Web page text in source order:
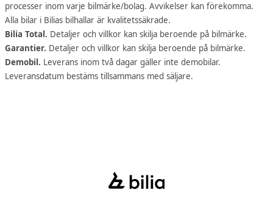
processer inom varje bilmärke/bolag. Avvikelser kan förekomma.
Alla bilar i Bilias bilhallar är kvalitetssäkrade.
Bilia Total. Detaljer och villkor kan skilja beroende på bilmärke.
Garantier. Detaljer och villkor kan skilja beroende på bilmärke.
Demobil. Leverans inom två dagar gäller inte demobilar.
Leveransdatum bestäms tillsammans med säljare.